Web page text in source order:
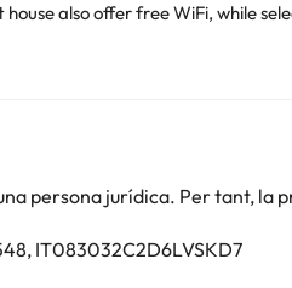
also offer free WiFi, while
subject to availability and
pagament. Podeu consultar les
persona jurídica. Per tant,
IT083032C2D6LVSKD7